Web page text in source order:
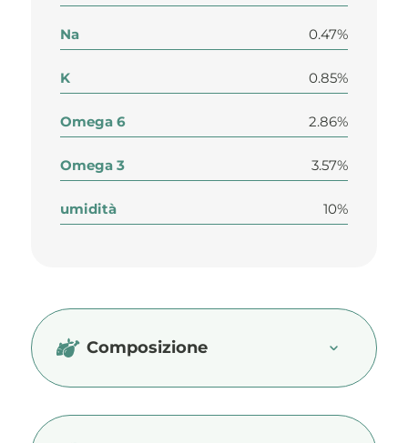
Na 0.47%
K 0.85%
Omega 6 2.86%
Omega 3 3.57%
umidità 10%
Composizione